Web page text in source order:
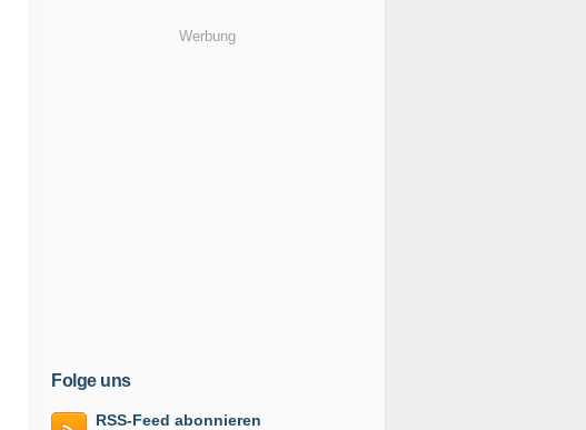
Werbung
Folge uns
RSS-Feed abonnieren